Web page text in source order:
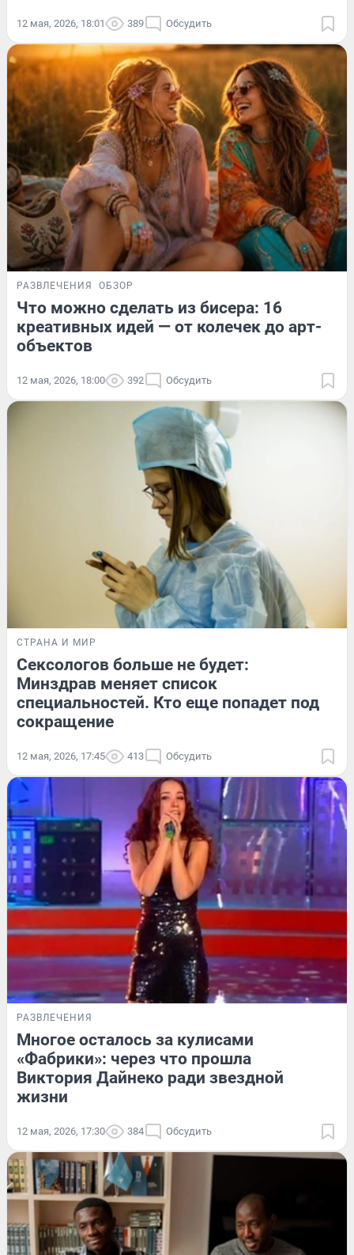
12 мая, 2026, 18:01 389 Обсудить
РАЗВЛЕЧЕНИЯ ОБЗОР
Что можно сделать из бисера: 16
креативных идей — от колечек до арт-
объектов
12 мая, 2026, 18:00 392 Обсудить
СТРАНА И МИР
Сексологов больше не будет:
Минздрав меняет список
специальностей. Кто еще попадет под
сокращение
12 мая, 2026, 17:45 413 Обсудить
РАЗВЛЕЧЕНИЯ
Многое осталось за кулисами
«Фабрики»: через что прошла
Виктория Дайнеко ради звездной
жизни
12 мая, 2026, 17:30 384 Обсудить